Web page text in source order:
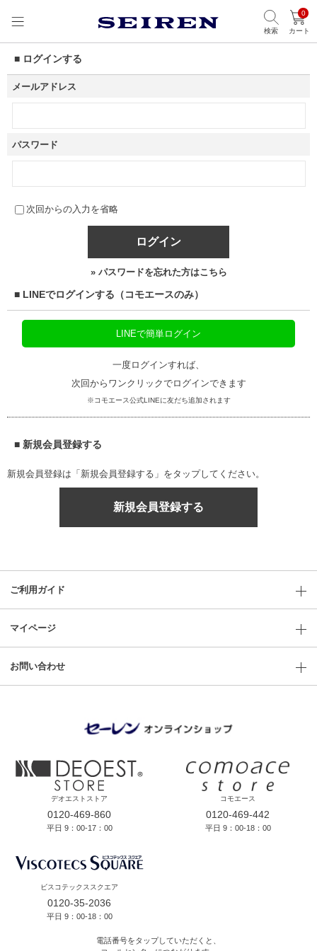
検索
0
カート
■ ログインする
メールアドレス
パスワード
次回からの入力を省略
ログイン
» パスワードを忘れた方はこちら
■ LINEでログインする（コモエースのみ）
LINEで簡単ログイン
一度ログインすれば、
次回からワンクリックでログインできます
※コモエース公式LINEに友だち追加されます
■ 新規会員登録する
新規会員登録は「新規会員登録する」をタップしてください。
新規会員登録する
ご利用ガイド
マイページ
お問い合わせ
デオエストストア
0120-469-860
平日 9：00-17：00
コモエース
0120-469-442
平日 9：00-18：00
ビスコテックススクエア
0120-35-2036
平日 9：00-18：00
電話番号をタップしていただくと、